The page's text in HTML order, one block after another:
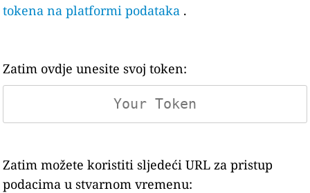
tokena na platformi podataka .
Zatim ovdje unesite svoj token:
Zatim možete koristiti sljedeći URL za pristup
podacima u stvarnom vremenu: